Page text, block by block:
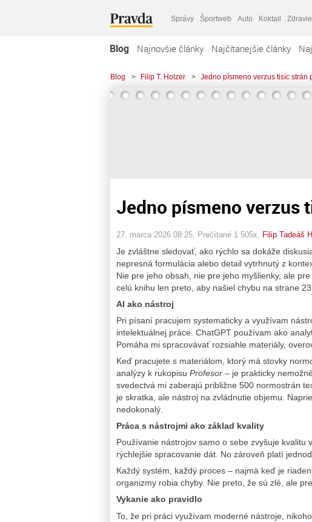
Správy Športweb Auto Koktail Zdravie
Blog Najnovšie články Najčítanejšie články
Blog > Filip T. Holzer > Jedno písmeno verzus tisíc strán
Jedno písmeno verzus
27. marca 2026 08:25 , Prečítané 1 505x, Filip Tadeáš
Je zvláštne sledovať, ako rýchlo sa dokáže
nepresná formulácia alebo detail vytrhnutý z
Nie pre jeho obsah, nie pre jeho myšlienky, ale
celú knihu len preto, aby našiel chybu na strane
AI ako nástroj
Pri písaní pracujem systematicky a využívam
intelektuálnej práce. ChatGPT používam ako
Pomáha mi spracovávať rozsiahle materiály,
Keď pracujete s materiálom, ktorý má stovky
analýzy k rukopisu Profesor – je prakticky
svedectvá mi zaberajú približne 500 normostrán
je skratka, ale nástroj na zvládnutie objemu.
nedokonalý.
Práca s nástrojmi ako základ kvality
Používanie nástrojov samo o sebe zvyšuje
rýchlejšie spracovanie dát. No zároveň platí
Každý systém, každý proces – najmä keď je
organizmy robia chyby. Nie preto, že sú zlé, ale
Vykanie ako pravidlo
To, že pri práci využívam moderné nástroje,